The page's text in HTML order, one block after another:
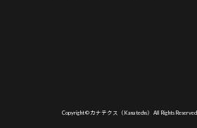
Copyright © カナテクス（Kanatechs） All Rights Reserved.